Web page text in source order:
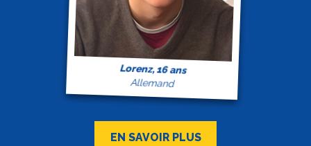
Lorenz, 16 ans
Allemand
EN SAVOIR PLUS